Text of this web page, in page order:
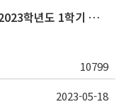
(6/7수정_일정변경) [보건학전공] 2023학년도 1학기 석사학위 논문심사 일정
10799
2023-05-18